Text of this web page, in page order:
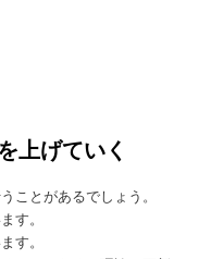
上げていく
ことがあるでしょう。
す。
す。